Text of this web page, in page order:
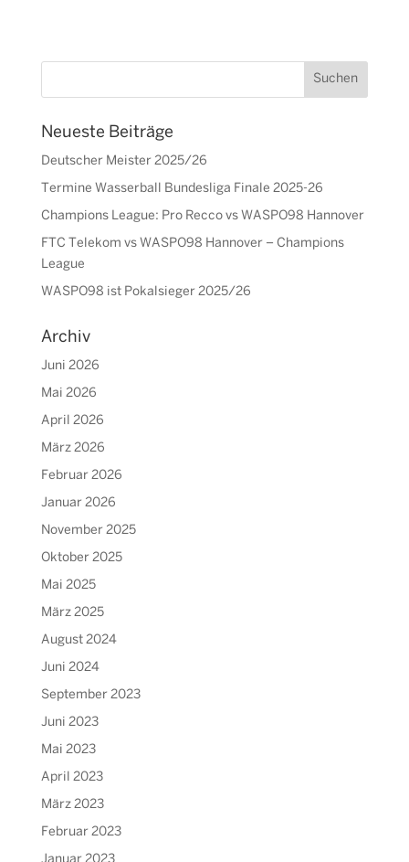
Neueste Beiträge
Deutscher Meister 2025/26
Termine Wasserball Bundesliga Finale 2025-26
Champions League: Pro Recco vs WASPO98 Hannover
FTC Telekom vs WASPO98 Hannover – Champions
League
WASPO98 ist Pokalsieger 2025/26
Archiv
Juni 2026
Mai 2026
April 2026
März 2026
Februar 2026
Januar 2026
November 2025
Oktober 2025
Mai 2025
März 2025
August 2024
Juni 2024
September 2023
Juni 2023
Mai 2023
April 2023
März 2023
Februar 2023